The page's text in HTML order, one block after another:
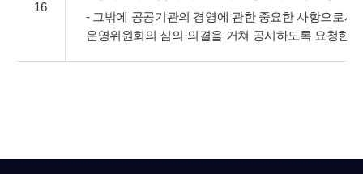
16
- 그밖에 공공기관의 경영에 관한 중요한 사항으로서
운영위원회의 심의·의결을 거쳐 공시하도록 요청한